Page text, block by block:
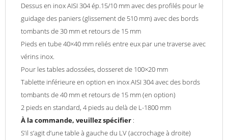
Dessus en inox AISI 304 ép.15/10 mm avec des profilés pour le
guidage des paniers (glissement de 510 mm) avec des bords
tombants de 30 mm et retours de 15 mm
Pieds en tube 40×40 mm reliés entre eux par une traverse avec
vérins inox.
Pour les tables adossées, dosseret de 100×20 mm
Tablette inférieure en option en inox AISI 304 avec des bords
tombants de 40 mm et retours de 15 mm (en option)
2 pieds en standard, 4 pieds au delà de L-1800 mm
À la commande, veuillez spécifier :
S’il s’agit d’une table à gauche du LV (accrochage à droite)